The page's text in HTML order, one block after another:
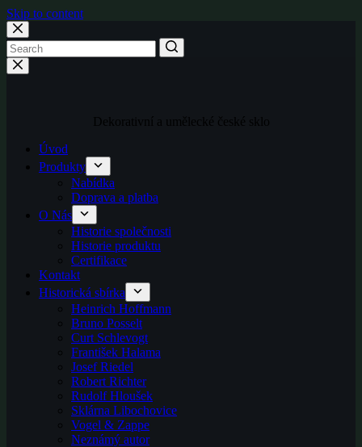
Skip to content
Dekorativní a umělecké české sklo
Úvod
Produkty
Nabídka
Doprava a platba
O Nás
Historie společnosti
Historie produktu
Certifikace
Kontakt
Historická sbírka
Heinrich Hoffmann
Bruno Posselt
Curt Schlevogt
František Halama
Josef Riedel
Robert Richter
Rudolf Hloušek
Sklárna Libochovice
Vogel & Zappe
Neznámý autor